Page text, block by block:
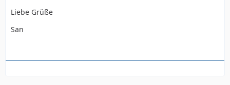
Liebe Grüße
San